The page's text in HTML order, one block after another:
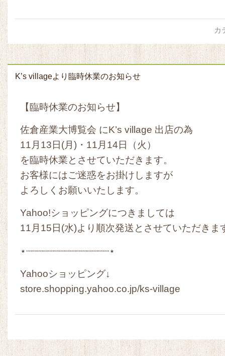
カ
K’s villageより臨時休業のお知らせ
【臨時休業のお知らせ】
佐倉産業大博覧会 にK’s village 出店の為
11月13日(月)・11月14日（火）
を臨時休業とさせていただきます。
お客様にはご迷惑をお掛けしますが
よろしくお願いいたします。
Yahoo!ショッピングにつきましては
11月15日(水)より順次発送とさせていただきま
⋆┈┈┈┈┈┈┈┈┈┈┈┈┈┈┈⋆
Yahooショッピング↓
store.shopping.yahoo.co.jp/ks-village